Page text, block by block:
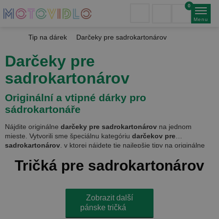
0
Menu
Tip na dárek Darčeky pre sadrokartonárov
Darčeky pre
sadrokartonárov
Originální a vtipné dárky pro
sádrokartonáře
Nájdite originálne darčeky pre sadrokartonárov na jednom
mieste. Vytvorili sme špeciálnu kategóriu darčekov pre
sadrokartonárov , v ktorej nájdete tie najlepšie tipy na originálne
originálny darček. A mať sadrokartonára priamo doma? Aj pre vás
máme množstvo nápadov na darčeky pre sadrokartonára
. Či už
sadrokartonára, ako je toto, ho určite poteší. V našej ponuke
tričká pre sadrokartonárov
, vďaka ktorým bude každému hneď jasné, s
Tričká pre sadrokartonárov
Zobrazit další
pánske tričká